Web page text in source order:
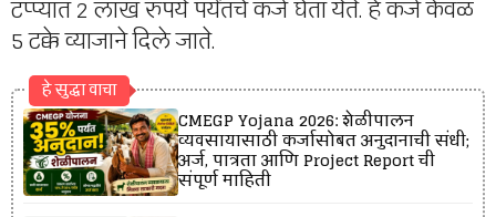
टप्प्यात 2 लाख रुपये पर्यंतचे कर्ज घेता येते. हे कर्ज केवळ
5 टक्के व्याजाने दिले जाते.
हे सुद्धा वाचा
CMEGP Yojana 2026: शेळीपालन
व्यवसायासाठी कर्जासोबत अनुदानाची संधी;
अर्ज, पात्रता आणि Project Report ची
संपूर्ण माहिती